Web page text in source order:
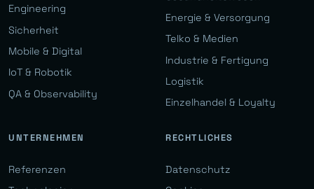
Engineering
Sicherheit
Mobile & Digital
IoT & Robotik
QA & Observability
Energie & Versorgung
Telko & Medien
Industrie & Fertigung
Logistik
Einzelhandel & Loyalty
UNTERNEHMEN
Referenzen
RECHTLICHES
Datenschutz